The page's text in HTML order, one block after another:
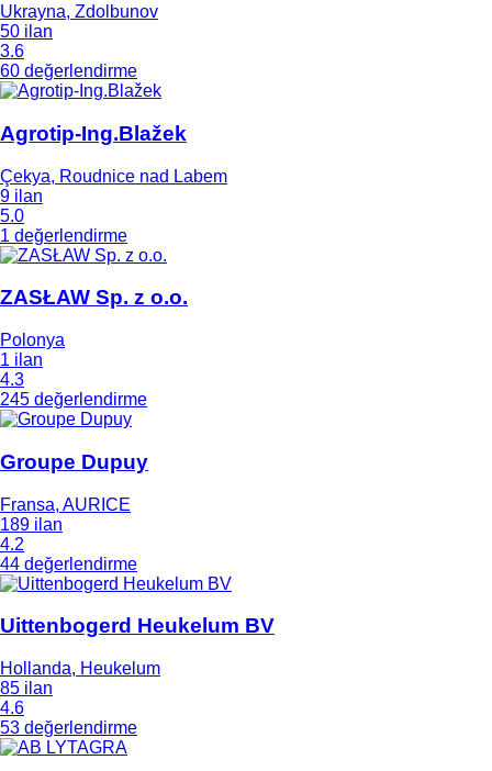
Ukrayna, Zdolbunov
50 ilan
3.6
60 değerlendirme
Agrotip-Ing.Blažek
Çekya, Roudnice nad Labem
9 ilan
5.0
1 değerlendirme
ZASŁAW Sp. z o.o.
Polonya
1 ilan
4.3
245 değerlendirme
Groupe Dupuy
Fransa, AURICE
189 ilan
4.2
44 değerlendirme
Uittenbogerd Heukelum BV
Hollanda, Heukelum
85 ilan
4.6
53 değerlendirme